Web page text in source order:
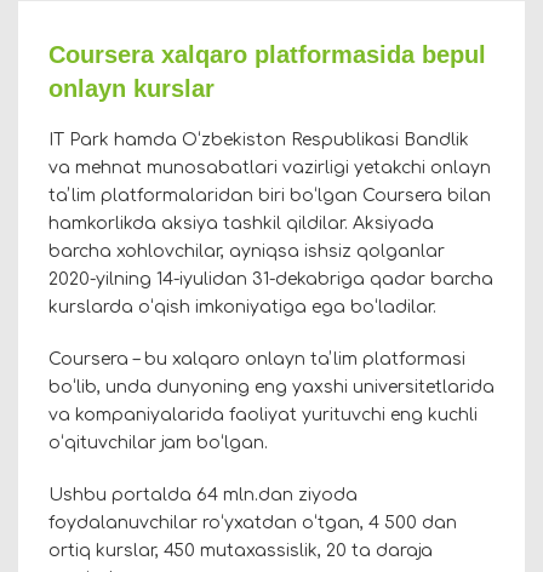
Coursera xalqaro platformasida bepul
onlayn kurslar
IT Park hamda Oʻzbekiston Respublikasi Bandlik
va mehnat munosabatlari vazirligi yetakchi onlayn
taʼlim platformalaridan biri boʻlgan Coursera bilan
hamkorlikda aksiya tashkil qildilar. Aksiyada
barcha xohlovchilar, ayniqsa ishsiz qolganlar
2020-yilning 14-iyulidan 31-dekabriga qadar barcha
kurslarda oʻqish imkoniyatiga ega boʻladilar.
Coursera – bu xalqaro onlayn taʼlim platformasi
boʻlib, unda dunyoning eng yaxshi universitetlarida
va kompaniyalarida faoliyat yurituvchi eng kuchli
oʻqituvchilar jam boʻlgan.
Ushbu portalda 64 mln.dan ziyoda
foydalanuvchilar roʻyxatdan oʻtgan, 4 500 dan
ortiq kurslar, 450 mutaxassislik, 20 ta daraja